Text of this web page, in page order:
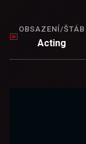
OBSAZENÍ/ŠTÁB
Acting